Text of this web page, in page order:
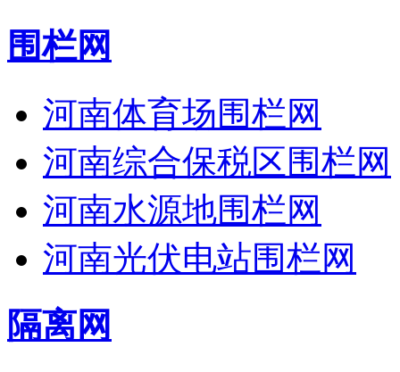
围栏网
河南体育场围栏网
河南综合保税区围栏网
河南水源地围栏网
河南光伏电站围栏网
隔离网